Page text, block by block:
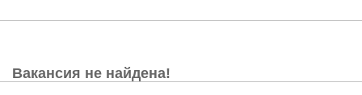
Вакансия не найдена!